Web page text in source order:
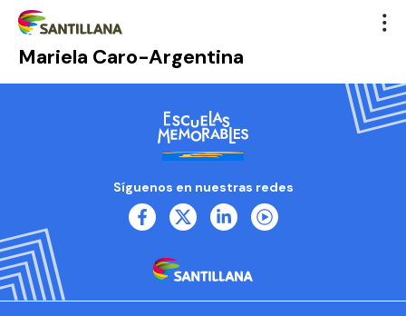
Mariela Caro-Argentina
Síguenos en nuestras redes